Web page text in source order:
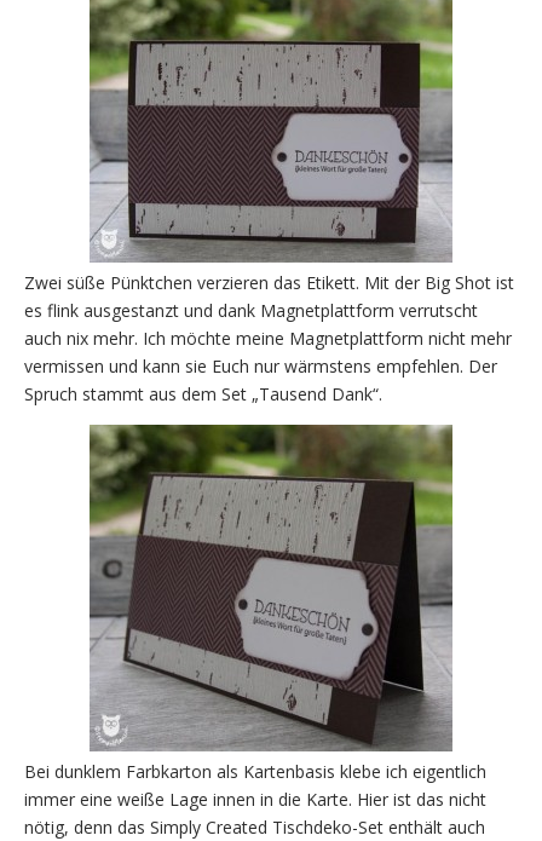
Zwei süße Pünktchen verzieren das Etikett. Mit der Big Shot ist
es flink ausgestanzt und dank Magnetplattform verrutscht
auch nix mehr. Ich möchte meine Magnetplattform nicht mehr
vermissen und kann sie Euch nur wärmstens empfehlen. Der
Spruch stammt aus dem Set „Tausend Dank“.
Bei dunklem Farbkarton als Kartenbasis klebe ich eigentlich
immer eine weiße Lage innen in die Karte. Hier ist das nicht
nötig, denn das Simply Created Tischdeko-Set enthält auch